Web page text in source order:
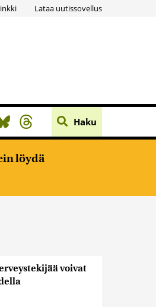
Lataa uutissovellus
Haku
löydä
voivat